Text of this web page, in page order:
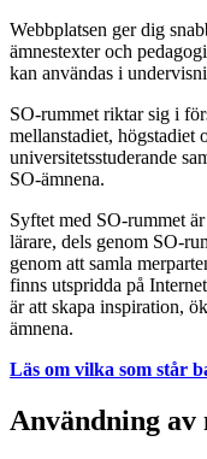
Webbplatsen ger dig
ämnestexter och
kan användas i
SO-rummet riktar sig i
mellanstadiet, högstadiet
universitetsstuderande
SO-ämnena.
Syftet med SO-rummet
lärare, dels genom SO-
genom att samla
finns utspridda på
är att skapa inspiration,
ämnena.
Läs om vilka som står
Användning av